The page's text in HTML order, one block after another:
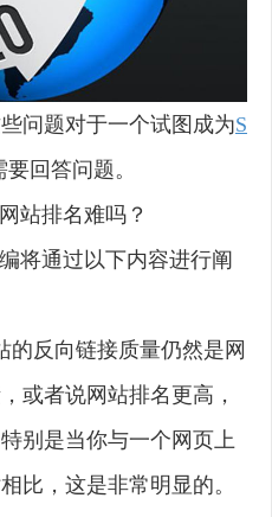
问题对于一个试图成为S
回答问题。
站排名难吗？
将通过以下内容进行阐
的反向链接质量仍然是网
或者说网站排名更高，
别是当你与一个网页上
比，这是非常明显的。